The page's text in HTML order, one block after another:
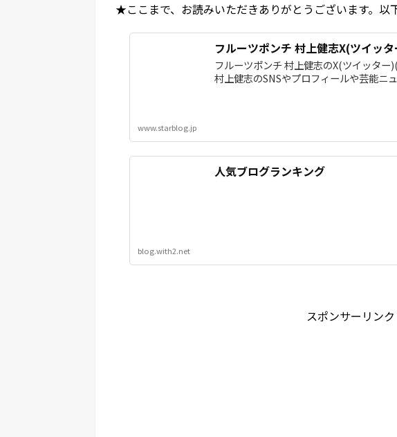
★ここまで、お読みいただきありがとうございます。以
フルーツポンチ 村上健志X(ツイ
フルーツポンチ 村上健志のX(ツイッタ
村上健志のSNSやプロフィールや芸能ニ
www.starblog.jp
人気ブログランキング
blog.with2.net
スポンサーリンク